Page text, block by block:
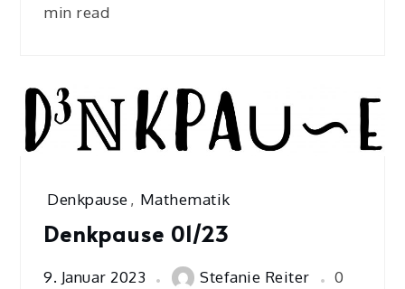
min read
Denkpause, Mathematik
Denkpause 01/23
9. Januar 2023 Stefanie Reiter
0